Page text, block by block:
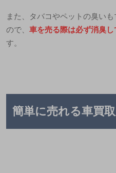
また、タバコやペットの臭い
ので、 車を売る際は必ず消臭し
す。
簡単に売れる車買